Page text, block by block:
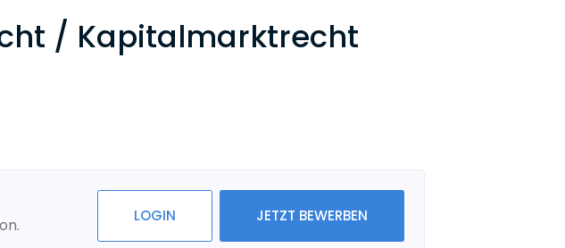
/ Kapitalmarktrecht
LOGIN JETZT BEWERBEN